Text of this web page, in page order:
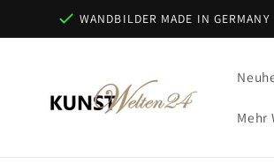
Inhalt
WANDBILDER MADE IN GERMANY
Mehr